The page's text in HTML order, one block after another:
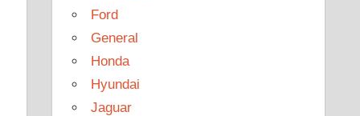
Ford
General
Honda
Hyundai
Jaguar